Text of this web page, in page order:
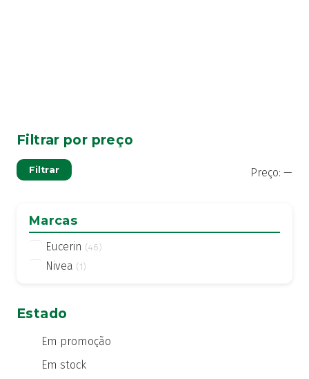
Filtrar por preço
Filtrar Preço: —
Marcas
Eucerin (46)
Nivea (1)
Estado
Em promoção
Em stock